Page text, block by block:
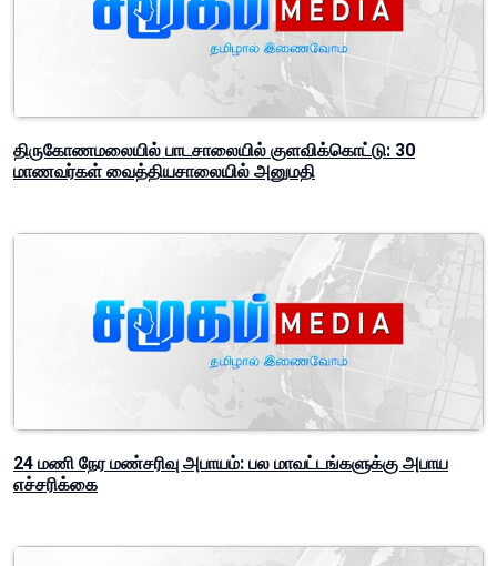
திருகோணமலையில் பாடசாலையில் குளவிக்கொட்டு: 30
மாணவர்கள் வைத்தியசாலையில் அனுமதி
24 மணி நேர மண்சரிவு அபாயம்: பல மாவட்டங்களுக்கு அபாய
எச்சரிக்கை